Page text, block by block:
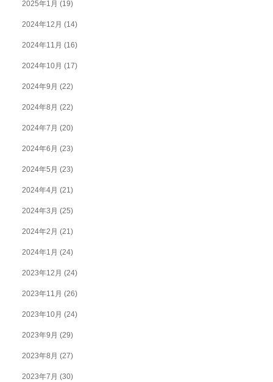
2025年1月 (19)
2024年12月 (14)
2024年11月 (16)
2024年10月 (17)
2024年9月 (22)
2024年8月 (22)
2024年7月 (20)
2024年6月 (23)
2024年5月 (23)
2024年4月 (21)
2024年3月 (25)
2024年2月 (21)
2024年1月 (24)
2023年12月 (24)
2023年11月 (26)
2023年10月 (24)
2023年9月 (29)
2023年8月 (27)
2023年7月 (30)